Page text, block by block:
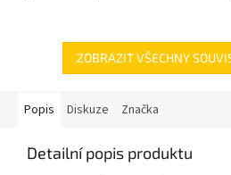
vybaven 2 šrouby pro...
ZOBRAZIT VŠECHNY
Popis Diskuze Značka
Detailní popis produktu